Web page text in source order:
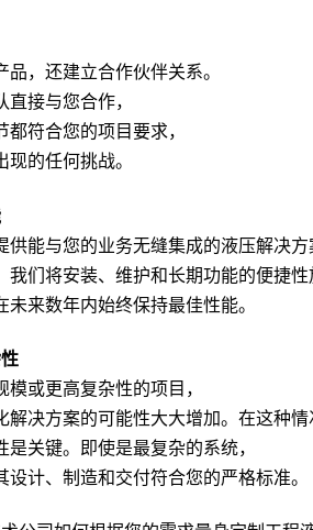
，还建立合作伙伴关系。
接与您合作，
符合您的项目要求，
的任何挑战。
供能与您的业务无缝集成的液压解决方
我们将安装、维护和长期功能的便捷
来数年内始终保持最佳性能。
模或更高复杂性的项目，
解决方案的可能性大大增加。在这种
是关键。即使是最复杂的系统，
设计、制造和交付符合您的严格标准。